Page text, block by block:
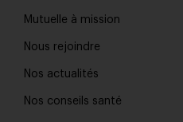
Mutuelle à mission
Nous rejoindre
Nos actualités
Nos conseils santé